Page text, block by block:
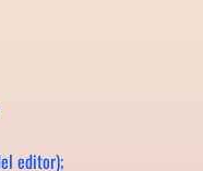
editor);